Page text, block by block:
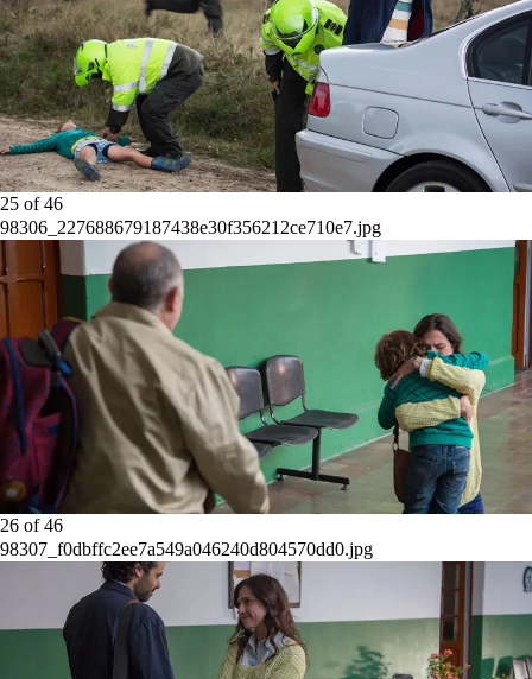
25 of46
98306_227688679187438e30f356212ce710e7.jpg
26 of46
98307_f0dbffc2ee7a549a046240d804570dd0.jpg